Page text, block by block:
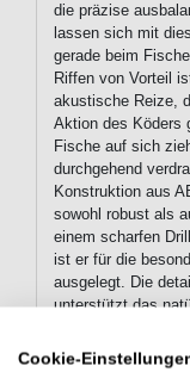
die präzise
lassen sich mit
gerade beim
Riffen von Vorteil
akustische Reize,
Aktion des Köders
Fische auf sich
durchgehend
Konstruktion aus
sowohl robust als
einem scharfen
ist er für die
ausgelegt. Die
unterstützt das
visuelle
natürlichen Dekor
Cookie-